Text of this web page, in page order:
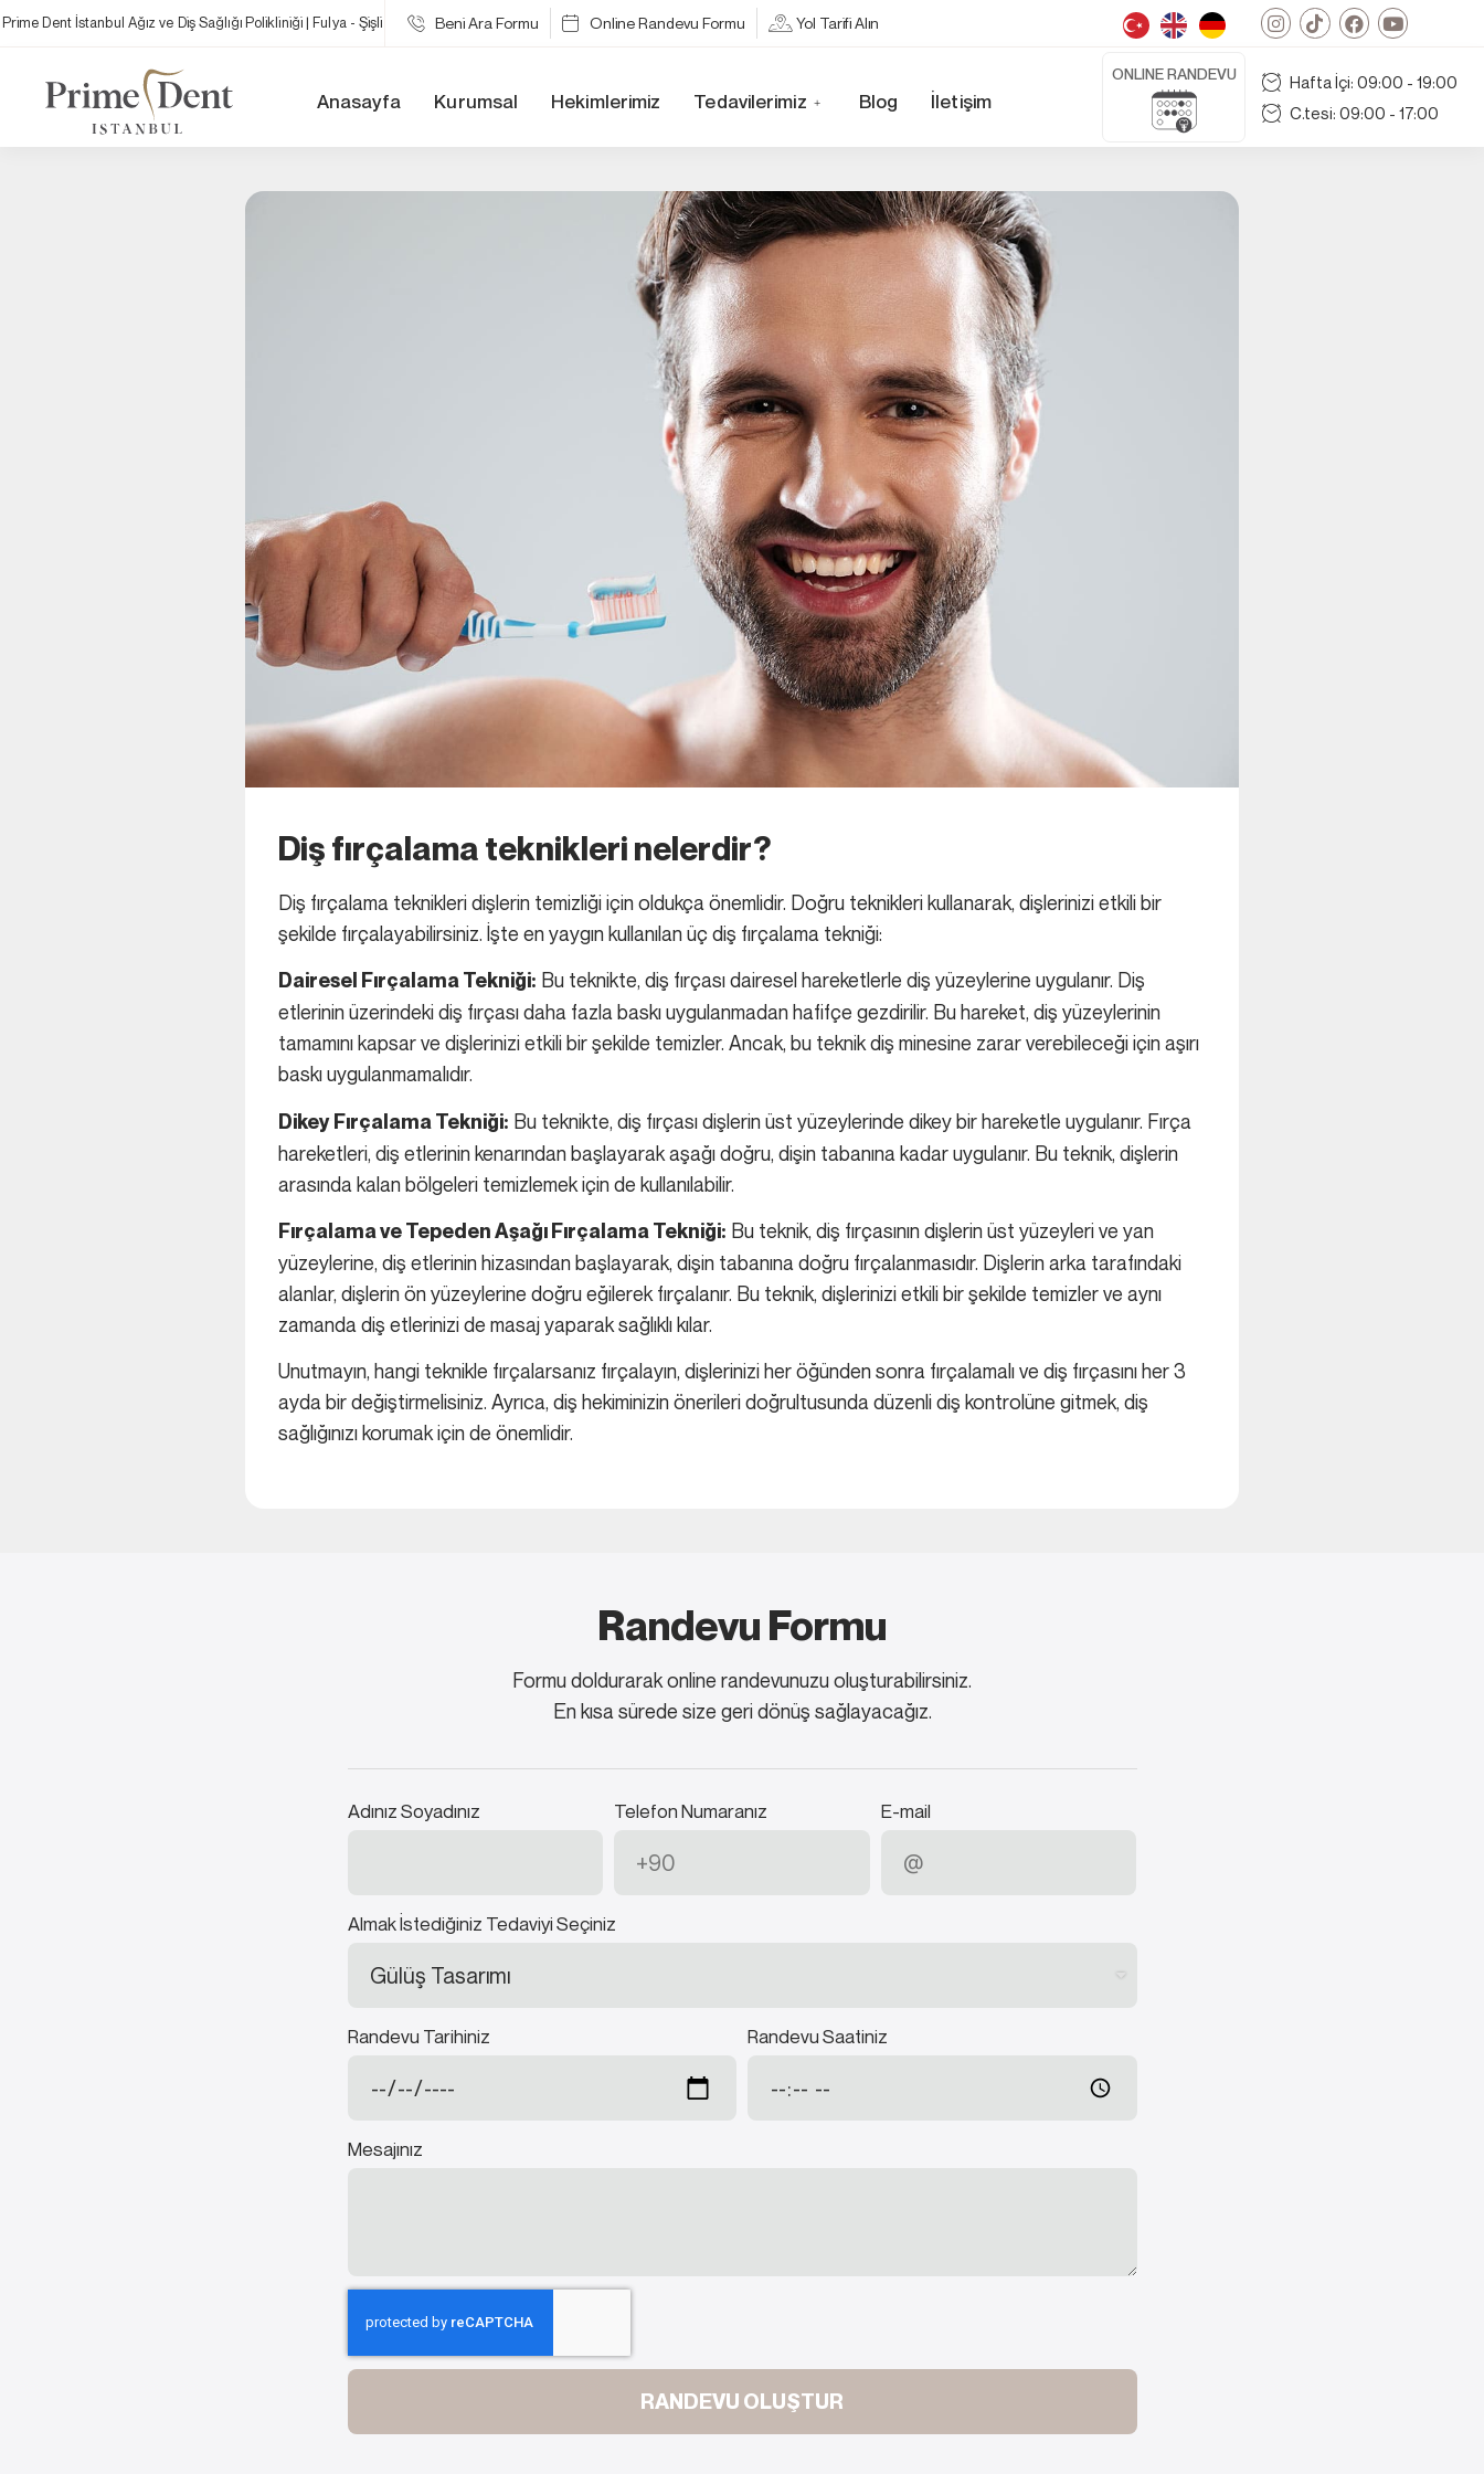
Prime Dent İstanbul Ağız ve Diş Sağlığı Polikliniği | Fulya - Şişli Beni Ara Formu Online Randevu Formu Yol Tarifi Alın
Anasayfa Kurumsal Hekimlerimiz Tedavilerimiz Blog İletişim
ONLINE RANDEVU
Hafta İçi: 09:00 - 19:00
C.tesi: 09:00 - 17:00
Diş fırçalama teknikleri nelerdir?
Diş fırçalama teknikleri dişlerin temizliği için oldukça önemlidir. Doğru teknikleri kullanarak, dişlerinizi etkili bir
şekilde fırçalayabilirsiniz. İşte en yaygın kullanılan üç diş fırçalama tekniği:
Dairesel Fırçalama Tekniği: Bu teknikte, diş fırçası dairesel hareketlerle diş yüzeylerine uygulanır. Diş
etlerinin üzerindeki diş fırçası daha fazla baskı uygulanmadan hafifçe gezdirilir. Bu hareket, diş yüzeylerinin
tamamını kapsar ve dişlerinizi etkili bir şekilde temizler. Ancak, bu teknik diş minesine zarar verebileceği için aşırı
baskı uygulanmamalıdır.
Dikey Fırçalama Tekniği: Bu teknikte, diş fırçası dişlerin üst yüzeylerinde dikey bir hareketle uygulanır. Fırça
hareketleri, diş etlerinin kenarından başlayarak aşağı doğru, dişin tabanına kadar uygulanır. Bu teknik, dişlerin
arasında kalan bölgeleri temizlemek için de kullanılabilir.
Fırçalama ve Tepeden Aşağı Fırçalama Tekniği: Bu teknik, diş fırçasının dişlerin üst yüzeyleri ve yan
yüzeylerine, diş etlerinin hizasından başlayarak, dişin tabanına doğru fırçalanmasıdır. Dişlerin arka tarafındaki
alanlar, dişlerin ön yüzeylerine doğru eğilerek fırçalanır. Bu teknik, dişlerinizi etkili bir şekilde temizler ve aynı
zamanda diş etlerinizi de masaj yaparak sağlıklı kılar.
Unutmayın, hangi teknikle fırçalarsanız fırçalayın, dişlerinizi her öğünden sonra fırçalamalı ve diş fırçasını her 3
ayda bir değiştirmelisiniz. Ayrıca, diş hekiminizin önerileri doğrultusunda düzenli diş kontrolüne gitmek, diş
sağlığınızı korumak için de önemlidir.
Randevu Formu
Formu doldurarak online randevunuzu oluşturabilirsiniz.
En kısa sürede size geri dönüş sağlayacağız.
Adınız Soyadınız Telefon Numaranız E-mail
Almak İstediğiniz Tedaviyi Seçiniz
Randevu Tarihiniz Randevu Saatiniz
Mesajınız
RANDEVU OLUŞTUR